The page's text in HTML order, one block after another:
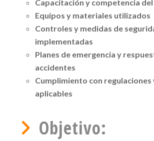
Capacitación y competencia
Equipos y materiales utilizados
Controles y medidas de
implementadas
Planes de emergencia y
accidentes
Cumplimiento con regulaciones
aplicables
Objetivo: